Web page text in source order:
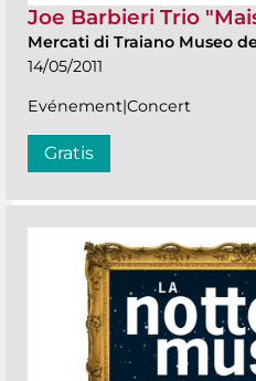
Joe Barbieri Trio
Mercati di Traiano Museo
14/05/2011
Evénement|Concert
Gratis